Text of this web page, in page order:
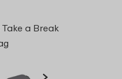
a Break